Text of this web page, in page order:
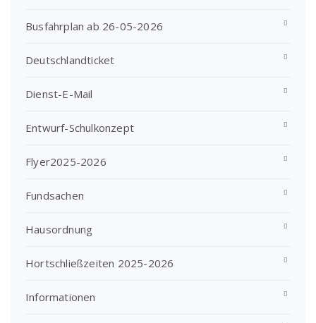
Busfahrplan ab 26-05-2026
Deutschlandticket
Dienst-E-Mail
Entwurf-Schulkonzept
Flyer2025-2026
Fundsachen
Hausordnung
Hortschließzeiten 2025-2026
Informationen